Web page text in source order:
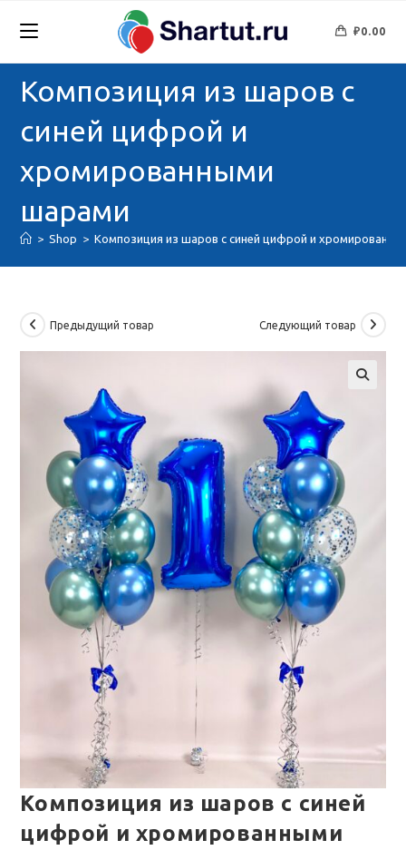
₽0.00
Композиция из шаров с
синей цифрой и
хромированными
шарами
> Shop > Композиция из шаров с синей цифрой и
Предыдущий товар Следующий товар
Композиция из шаров с синей
цифрой и хромированными